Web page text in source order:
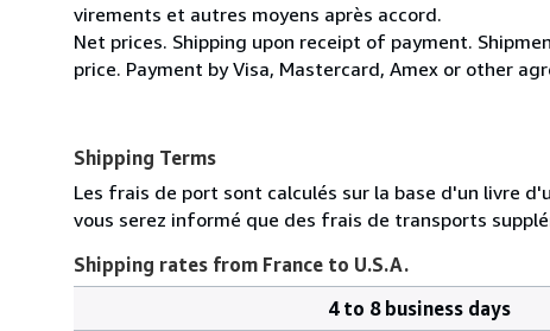
virements et autres moyens après accord.
Net prices. Shipping upon receipt of payment.
price. Payment by Visa, Mastercard, Amex or other
Shipping Terms
Les frais de port sont calculés sur la base d'un livre
vous serez informé que des frais de transports
Shipping rates from France to U.S.A.
4 to 8 business days